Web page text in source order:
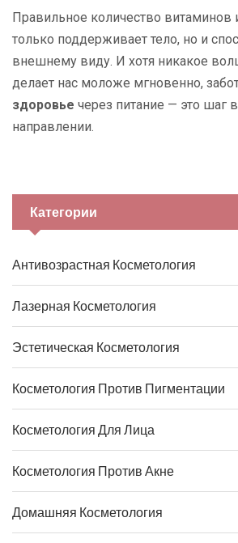
Правильное количество витаминов
только поддерживает тело, но и
внешнему виду. И хотя никакое
делает нас моложе мгновенно,
здоровье через питание — это шаг
направлении.
Категории
Антивозрастная Косметология
Лазерная Косметология
Эстетическая Косметология
Косметология Против Пигментации
Косметология Для Лица
Косметология Против Акне
Домашняя Косметология